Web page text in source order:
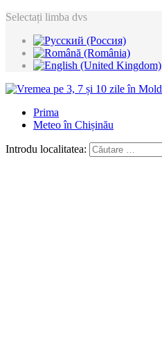
Selectați limba dvs
Prima
Meteo în Chișinău
Introdu localitatea: